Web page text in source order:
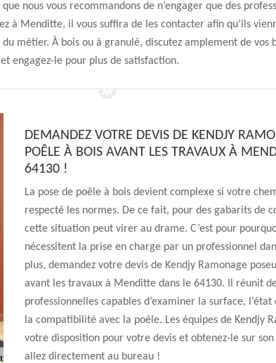
nous vous recommandons de n’engager que des
à Menditte, il vous suffira de les contacter afin qu’ils
métier. À bois ou à granulé, discutez amplement de vos
engagez-le pour plus de satisfaction.
DEMANDEZ VOTRE DEVIS DE KENDJY
POÊLE À BOIS AVANT LES TRAVAUX À
64130 !
La pose de poêle à bois devient complexe si votre
respecté les normes. De ce fait, pour des gabarits de
cette situation peut virer au drame. C’est pour
nécessitent la prise en charge par un professionnel
plus, demandez votre devis de Kendjy Ramonage
avant les travaux à Menditte dans le 64130. Il réunit
professionnelles capables d’examiner la surface,
la compatibilité avec la poêle. Les équipes de Kendjy
votre disposition pour votre devis et obtenez-le sur
allez directement au bureau !